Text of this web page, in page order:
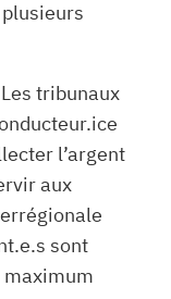
tribunaux
l’argent
aux
sont
maximum